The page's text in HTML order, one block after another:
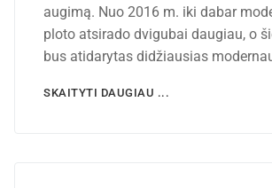
augimą. Nuo 2016 m. iki dabar
ploto atsirado dvigubai daugiau, o
bus atidarytas didžiausias
SKAITYTI DAUGIAU ...